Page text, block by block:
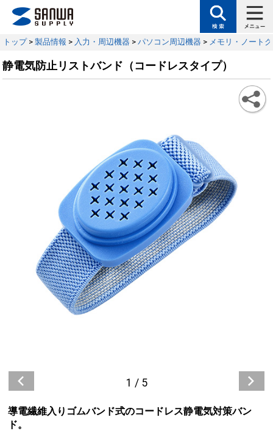
トップ> 製品情報 > 入力・周辺機器 > パソコン周辺機器 > メモリ・ノート
静電気防止リストバンド（コードレスタイプ）
1 / 5
導電繊維入りゴムバンド式のコードレス静電気対策バン
ド。